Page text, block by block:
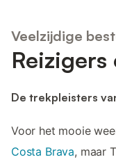
Veelzijdige
De trekpleisters
Voor het mooie
Costa Brava, maar